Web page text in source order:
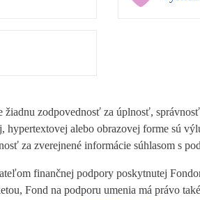
žiadnu zodpovednosť za úplnosť,
hypertextovej alebo obrazovej forme sú
za zverejnené informácie súhlasom s
finančnej podpory poskytnutej
Fond na podporu umenia má právo